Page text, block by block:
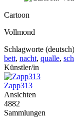
Cartoon
Vollmond
Schlagworte (deutsch)
bett, nacht, qualle,
Künstler/in
Zapp313
Ansichten
4882
Sammlungen